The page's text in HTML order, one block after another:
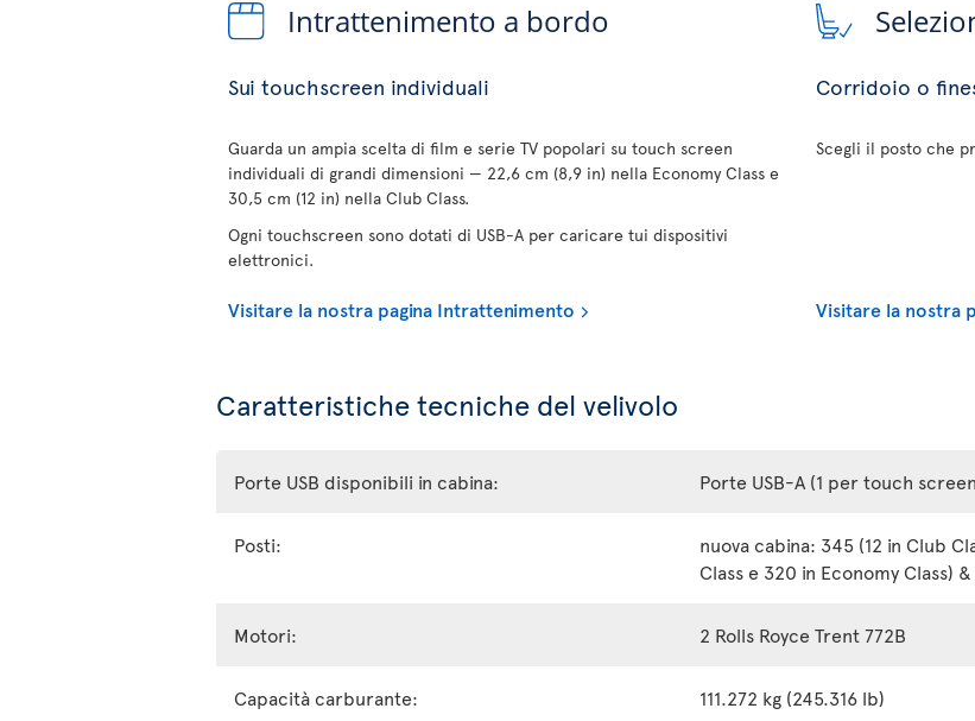
Intrattenimento a bordo
Sui touchscreen individuali
Guarda un ampia scelta di film e serie TV popolari su touch screen
individuali di grandi dimensioni — 22,6 cm (8,9 in) nella Economy Class e
30,5 cm (12 in) nella Club Class.
Ogni touchscreen sono dotati di USB-A per caricare tui dispositivi
elettronici.
Visitare la nostra pagina Intrattenimento
Corridoio o
Scegli il posto che
Visitare la nostra
Caratteristiche tecniche del velivolo
Porte USB disponibili in cabina: Porte USB-A (1 per touch
Posti:
nuova cabina: 345 (12 in Club
Class e 320 in Economy Class)
Motori: 2 Rolls Royce Trent 772B
Capacità carburante: 111.272 kg (245.316 lb)